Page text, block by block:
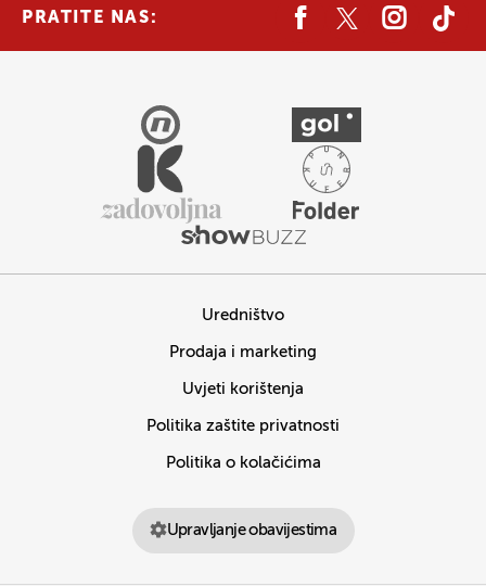
PRATITE NAS:
Uredništvo
Prodaja i marketing
Uvjeti korištenja
Politika zaštite privatnosti
Politika o kolačićima
Upravljanje obavijestima